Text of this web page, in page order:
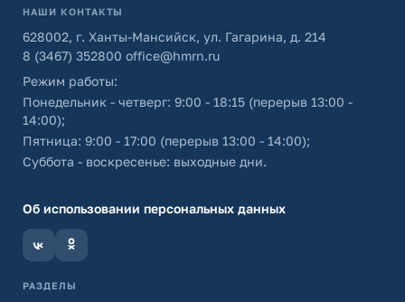
НАШИ КОНТАКТЫ
628002, г. Ханты-Мансийск, ул. Гагарина, д. 214
8 (3467) 352800 office@hmrn.ru
Режим работы:
Понедельник - четверг: 9:00 - 18:15 (перерыв 13:00 -
14:00);
Пятница: 9:00 - 17:00 (перерыв 13:00 - 14:00);
Суббота - воскресенье: выходные дни.
Об использовании персональных данных
РАЗДЕЛЫ